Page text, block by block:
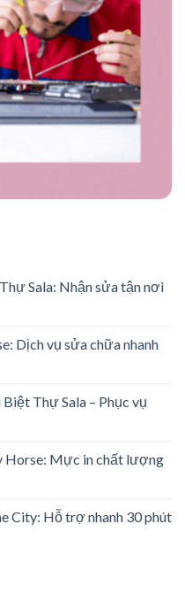
Sala: Nhận sửa tận nơi
Dịch vụ sửa chữa nhanh
Thự Sala – Phục vụ
Horse: Mực in chất lượng
City: Hỗ trợ nhanh 30 phút